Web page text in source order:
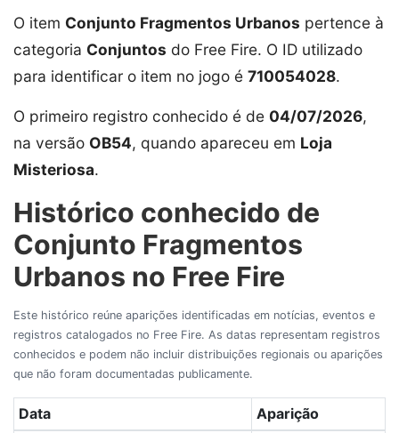
O item Conjunto Fragmentos Urbanos pertence à
categoria Conjuntos do Free Fire. O ID utilizado
para identificar o item no jogo é 710054028.
O primeiro registro conhecido é de 04/07/2026,
na versão OB54, quando apareceu em Loja
Misteriosa.
Histórico conhecido de
Conjunto Fragmentos
Urbanos no Free Fire
Este histórico reúne aparições identificadas em notícias, eventos e
registros catalogados no Free Fire. As datas representam registros
conhecidos e podem não incluir distribuições regionais ou aparições
que não foram documentadas publicamente.
Data Aparição